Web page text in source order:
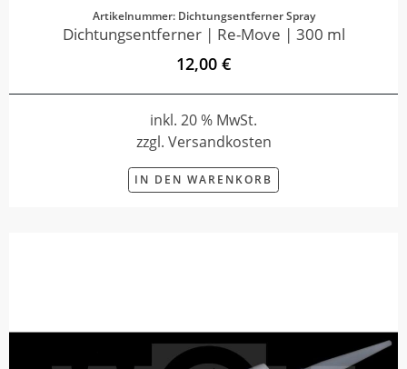
Artikelnummer: Dichtungsentferner Spray
Dichtungsentferner | Re-Move | 300 ml
12,00 €
inkl. 20 % MwSt.
zzgl. Versandkosten
IN DEN WARENKORB